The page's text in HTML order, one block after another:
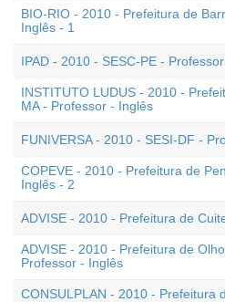
BIO-RIO - 2010 - Prefeitura de
Inglês - 1
IPAD - 2010 - SESC-PE -
INSTITUTO LUDUS - 2010 -
MA - Professor - Inglês
FUNIVERSA - 2010 - SESI-DF -
COPEVE - 2010 - Prefeitura de
Inglês - 2
ADVISE - 2010 - Prefeitura de
ADVISE - 2010 - Prefeitura de
Professor - Inglês
CONSULPLAN - 2010 - Prefeitura